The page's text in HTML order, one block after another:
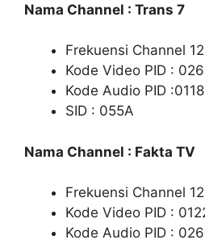
Nama Channel : Trans 7
Frekuensi Channel
Kode Video PID :
Kode Audio PID :0118
SID : 055A
Nama Channel : Fakta TV
Frekuensi Channel
Kode Video PID :
Kode Audio PID :